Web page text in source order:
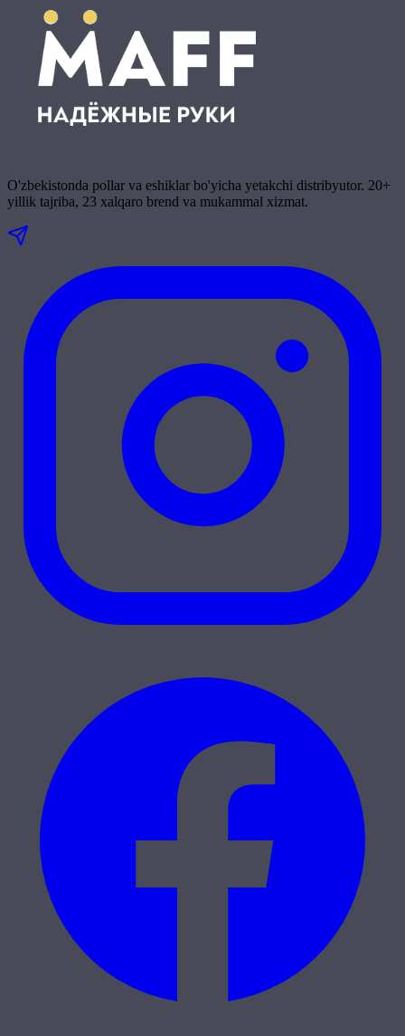
O'zbekistonda pollar va eshiklar bo'yicha yetakchi distribyutor. 20+
yillik tajriba, 23 xalqaro brend va mukammal xizmat.